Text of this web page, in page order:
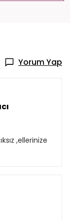
Yorum Yap
,ellerinize